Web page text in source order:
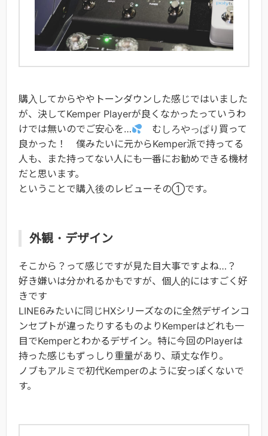
購入してからややトーンダウンした感じではいました
が、決してKemper Playerが良くなかったっていうわ
けでは無いのでご安心を…
むしろやっぱり買って
良かった！ 僕みたいに元からKemper派で持ってる
人も、また持ってない人にも一番にお勧めできる機材
だと思います。
ということで購入後のレビューその①です。
外観・デザイン
そこから？って感じですが見た目大事ですよね…？
好き嫌いは分かれるかもですが、個人的にはすごく好
きです
LINE6みたいに同じHXシリーズなのに全然デザインコ
ンセプトが違ったりするものよりKemperはどれも一
目でKemperとわかるデザイン。特に今回のPlayerは
持った感じもずっしり重量があり、頑丈な作り。
ノブもアルミで初代Kemperのように安っぽくないで
す。